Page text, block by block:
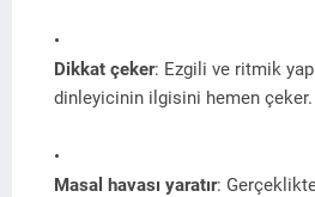
Dikkat çeker: Ezgili ve ritmik
dinleyicinin ilgisini hemen çeker.
Masal havası yaratır: